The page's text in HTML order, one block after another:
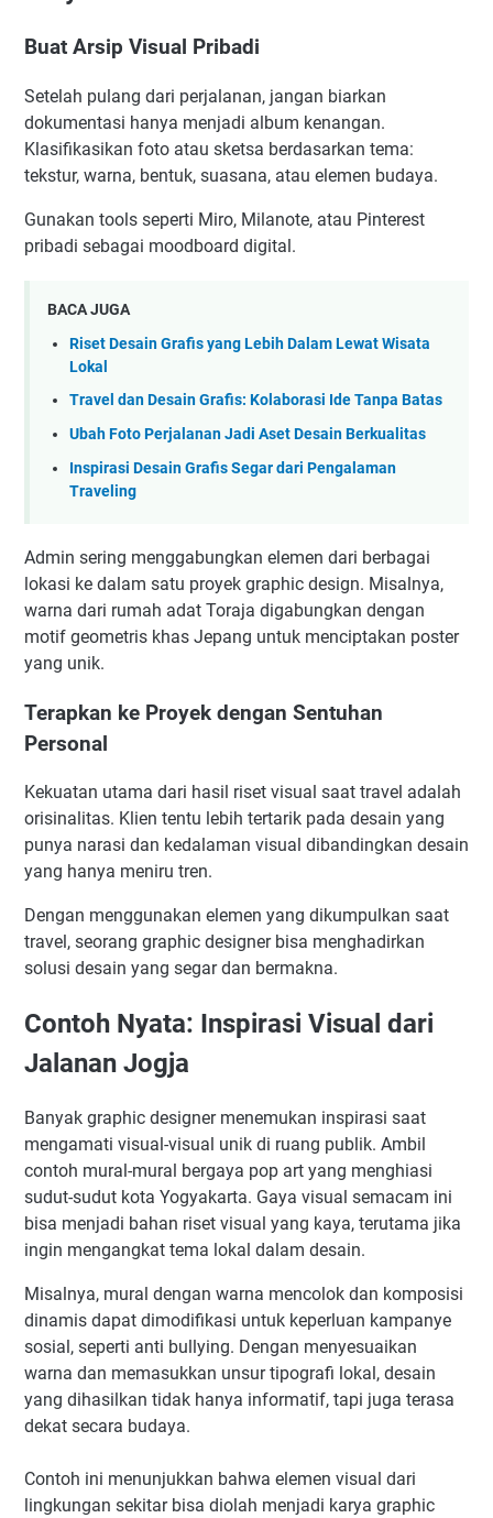
Buat Arsip Visual Pribadi
Setelah pulang dari perjalanan, jangan biarkan
dokumentasi hanya menjadi album kenangan.
Klasifikasikan foto atau sketsa berdasarkan tema:
tekstur, warna, bentuk, suasana, atau elemen budaya.
Gunakan tools seperti Miro, Milanote, atau Pinterest
pribadi sebagai moodboard digital.
BACA JUGA
Riset Desain Grafis yang Lebih Dalam Lewat Wisata
Lokal
Travel dan Desain Grafis: Kolaborasi Ide Tanpa Batas
Ubah Foto Perjalanan Jadi Aset Desain Berkualitas
Inspirasi Desain Grafis Segar dari Pengalaman
Traveling
Admin sering menggabungkan elemen dari berbagai
lokasi ke dalam satu proyek graphic design. Misalnya,
warna dari rumah adat Toraja digabungkan dengan
motif geometris khas Jepang untuk menciptakan poster
yang unik.
Terapkan ke Proyek dengan Sentuhan
Personal
Kekuatan utama dari hasil riset visual saat travel adalah
orisinalitas. Klien tentu lebih tertarik pada desain yang
punya narasi dan kedalaman visual dibandingkan desain
yang hanya meniru tren.
Dengan menggunakan elemen yang dikumpulkan saat
travel, seorang graphic designer bisa menghadirkan
solusi desain yang segar dan bermakna.
Contoh Nyata: Inspirasi Visual dari
Jalanan Jogja
Banyak graphic designer menemukan inspirasi saat
mengamati visual-visual unik di ruang publik. Ambil
contoh mural-mural bergaya pop art yang menghiasi
sudut-sudut kota Yogyakarta. Gaya visual semacam ini
bisa menjadi bahan riset visual yang kaya, terutama jika
ingin mengangkat tema lokal dalam desain.
Misalnya, mural dengan warna mencolok dan komposisi
dinamis dapat dimodifikasi untuk keperluan kampanye
sosial, seperti anti bullying. Dengan menyesuaikan
warna dan memasukkan unsur tipografi lokal, desain
yang dihasilkan tidak hanya informatif, tapi juga terasa
dekat secara budaya.
Contoh ini menunjukkan bahwa elemen visual dari
lingkungan sekitar bisa diolah menjadi karya graphic